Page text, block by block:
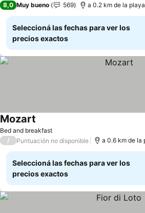
8,0 Muy bueno 569 a 0.2 km de la playa
Seleccioná las fechas para ver los
precios exactos
Bed and breakfast
Mozart
/ Puntuación no disponible a 0.6 km de la
Seleccioná las fechas para ver los
precios exactos